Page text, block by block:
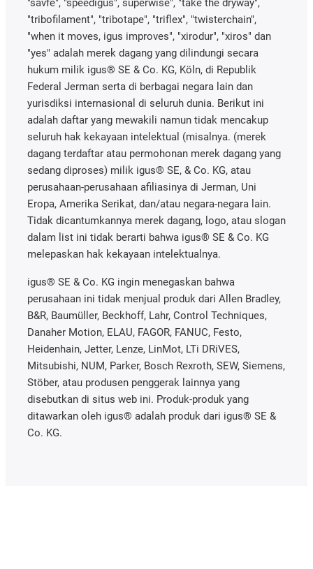
"savfe", "speedigus", superwise", "take the dryway",
"tribofilament", "tribotape", "triflex", "twisterchain",
"when it moves, igus improves", "xirodur", "xiros" dan
"yes" adalah merek dagang yang dilindungi secara
hukum milik igus® SE & Co. KG, Köln, di Republik
Federal Jerman serta di berbagai negara lain dan
yurisdiksi internasional di seluruh dunia. Berikut ini
adalah daftar yang mewakili namun tidak mencakup
seluruh hak kekayaan intelektual (misalnya. (merek
dagang terdaftar atau permohonan merek dagang yang
sedang diproses) milik igus® SE, & Co. KG, atau
perusahaan-perusahaan afiliasinya di Jerman, Uni
Eropa, Amerika Serikat, dan/atau negara-negara lain.
Tidak dicantumkannya merek dagang, logo, atau slogan
dalam list ini tidak berarti bahwa igus® SE & Co. KG
melepaskan hak kekayaan intelektualnya.
igus® SE & Co. KG ingin menegaskan bahwa
perusahaan ini tidak menjual produk dari Allen Bradley,
B&R, Baumüller, Beckhoff, Lahr, Control Techniques,
Danaher Motion, ELAU, FAGOR, FANUC, Festo,
Heidenhain, Jetter, Lenze, LinMot, LTi DRiVES,
Mitsubishi, NUM, Parker, Bosch Rexroth, SEW, Siemens,
Stöber, atau produsen penggerak lainnya yang
disebutkan di situs web ini. Produk-produk yang
ditawarkan oleh igus® adalah produk dari igus® SE &
Co. KG.